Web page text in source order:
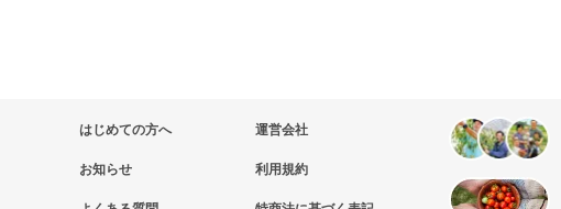
はじめての方へ
お知らせ
運営会社
利用規約